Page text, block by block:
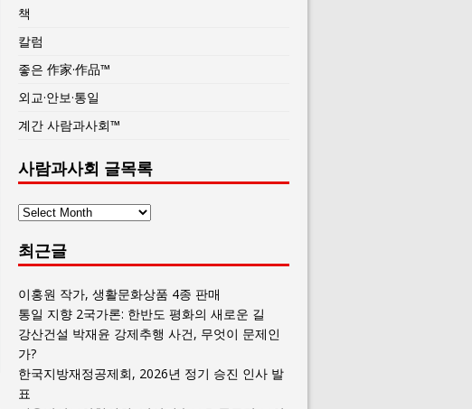
책
칼럼
좋은 作家·作品™
외교·안보·통일
계간 사람과사회™
사람과사회 글목록
사
과
사
회
글
목
록
최근글
이홍원 작가, 생활문화상품 4종 판매
통일 지향 2국가론: 한반도 평화의 새로운 길
강산건설 박재윤 강제추행 사건, 무엇이 문제인
가?
한국지방재정공제회, 2026년 정기 승진 인사 발
표